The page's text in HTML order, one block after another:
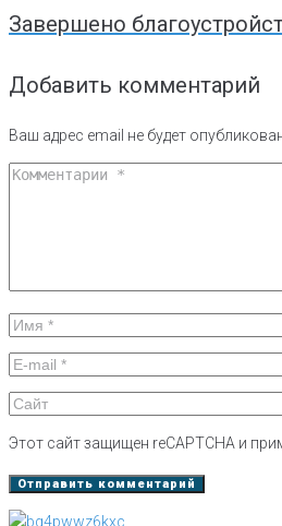
Завершено
Добавить комментарий
Ваш адрес email не будет
Этот сайт защищен reCAPTCHA и